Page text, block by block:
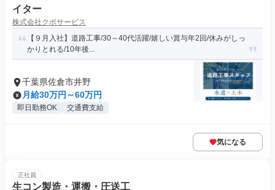
イター
株式会社クボサービス
【９月入社】道路工事/30～40代活躍/嬉しい賞与年2回/休みがしっ
かりとれる/10年後...
千葉県佐倉市井野
月給30万円～60万円
即日勤務OK 交通費支給
気になる
正社員
生コン製造・運搬・圧送工